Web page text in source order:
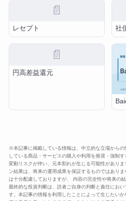
📄
レセプト 社
📄
円高差益還元
※本記事に掲載している情報は、中立的な立場から
している商品・サービスの購入や利用を推奨・強制
変動リスクが伴い、元本割れが生じる可能性があり
ン結果は、将来の運用成果を保証するものではあり
は十分配慮しておりますが、 内容の完全性や将来の
最終的な投資判断は、読者ご自身の判断と責任にお
す。本記事の情報を利用したことによって生じたい